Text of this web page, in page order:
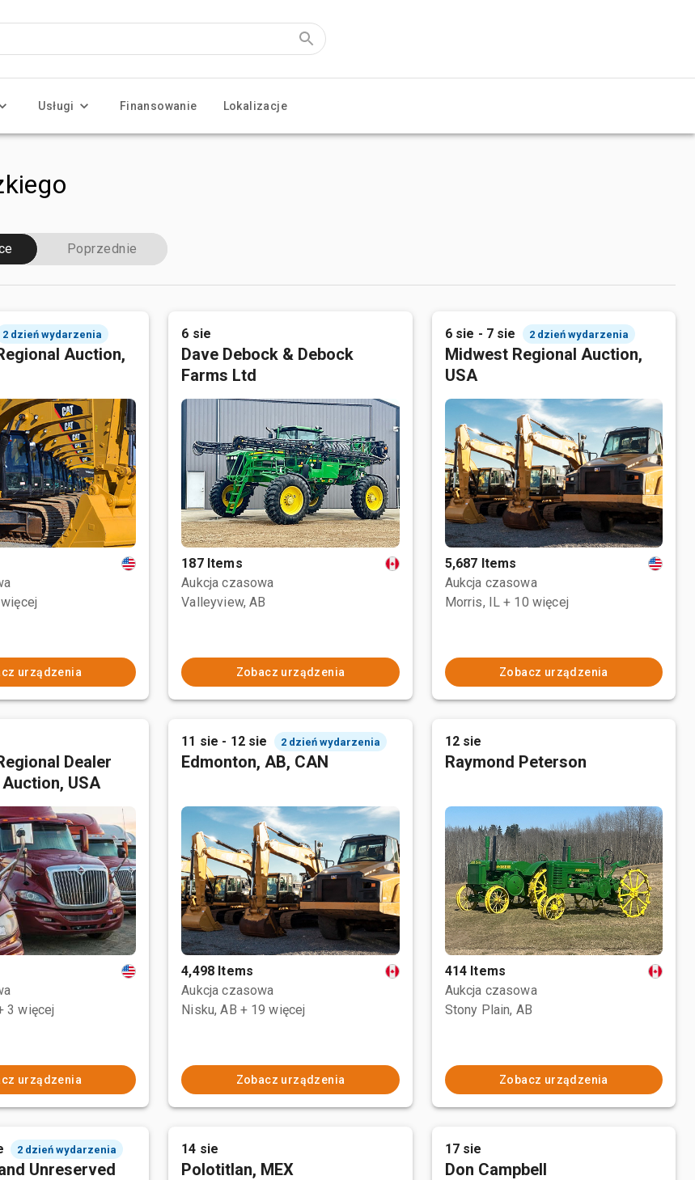
Usługi Finansowanie Lokalizacje
Poprzednie
2 dzień wydarzenia
Auction,
urządzenia
6 sie
Dave Debock & Debock
Farms Ltd
187 Items
Aukcja czasowa
Valleyview, AB
Zobacz urządzenia
6 sie - 7 sie 2 dzień wydarzenia
Midwest Regional Auction,
USA
5,687 Items
Aukcja czasowa
Morris, IL + 10 więcej
Zobacz urządzenia
Dealer
USA
3 więcej
urządzenia
11 sie - 12 sie 2 dzień wydarzenia
Edmonton, AB, CAN
4,498 Items
Aukcja czasowa
Nisku, AB + 19 więcej
Zobacz urządzenia
12 sie
Raymond Peterson
414 Items
Aukcja czasowa
Stony Plain, AB
Zobacz urządzenia
2 dzień wydarzenia
Unreserved
14 sie
Polotitlan, MEX
17 sie
Don Campbell